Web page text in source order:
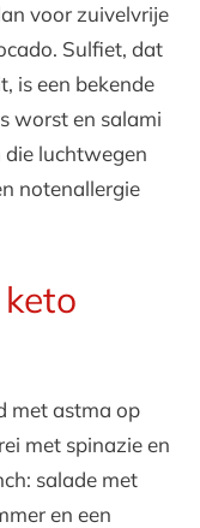
voor zuivelvrije
Sulfiet, dat
is een bekende
worst en salami
luchtwegen
notenallergie
met astma op
met spinazie en
salade met
en een